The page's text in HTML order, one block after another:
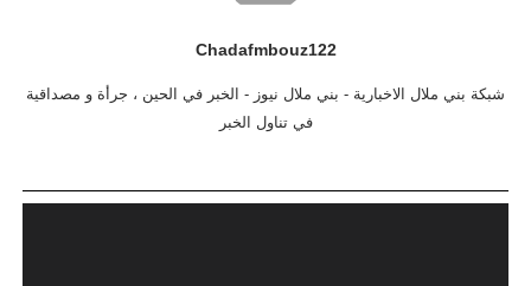
Chadafmbouz122
شبكة بني ملال الاخبارية - بني ملال نيوز - الخبر في الحين ، جرأة و مصداقية
في تناول الخبر